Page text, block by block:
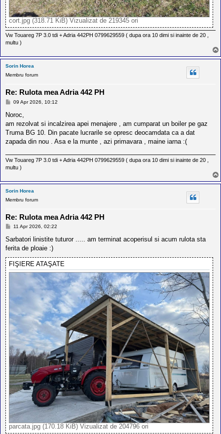
cort.jpg (318.71 KiB) Vizualizat de 219345 ori
Vw Touareg 7P 3.0 tdi + Adria 442PH 0799629559 ( dupa ora 10 dimi si inainte de 20 ,
multu )
Sorin Horea
Membru forum
Re: Rulota mea Adria 442 PH
M
s
j
09 Apr 2026, 10:12
Noroc,
am rezolvat si incalzirea apei menajere , am cumparat un boiler pe gaz
Truma BG 10. Din pacate lucrarile se opresc deocamdata ca a dat
zapada din nou . Asa e la munte , azi primavara , maine iarna :(
Vw Touareg 7P 3.0 tdi + Adria 442PH 0799629559 ( dupa ora 10 dimi si inainte de 20 ,
multu )
Sorin Horea
Membru forum
Re: Rulota mea Adria 442 PH
M
s
j
11 Apr 2026, 02:22
Sarbatori linistite tuturor ..... am terminat acoperisul si acum rulota sta
ferita de ploaie :)
FIŞIERE ATAŞATE
parcata.jpg (170.18 KiB) Vizualizat de 204796 ori